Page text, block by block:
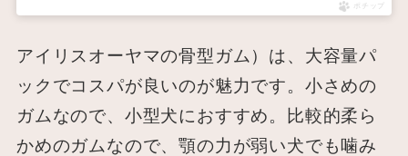
ポチップ
アイリスオーヤマの骨型ガム）は、大容量パ
ックでコスパが良いのが魅力です。小さめの
ガムなので、小型犬におすすめ。比較的柔ら
かめのガムなので、顎の力が弱い犬でも噛み